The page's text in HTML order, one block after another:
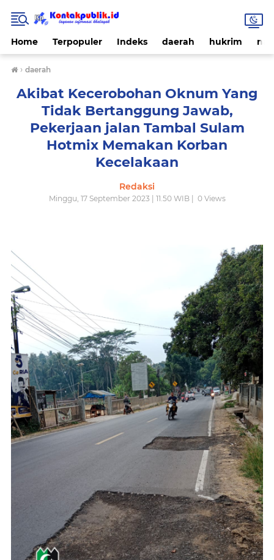
Home Terpopuler Indeks daerah hukrim
› daerah
Akibat Kecerobohan Oknum Yang
Tidak Bertanggung Jawab,
Pekerjaan jalan Tambal Sulam
Hotmix Memakan Korban
Kecelakaan
Redaksi
Minggu, 17 September 2023 | 11.50 WIB | 0Views